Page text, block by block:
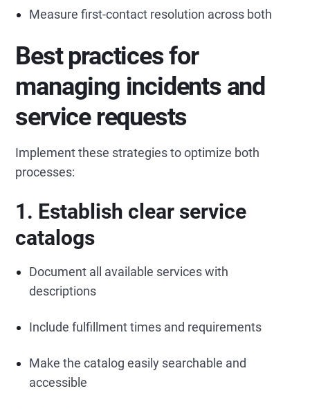
Measure first-contact resolution across both
Best practices for
managing incidents and
service requests
Implement these strategies to optimize both
processes:
1. Establish clear service
catalogs
Document all available services with
descriptions
Include fulfillment times and requirements
Make the catalog easily searchable and
accessible